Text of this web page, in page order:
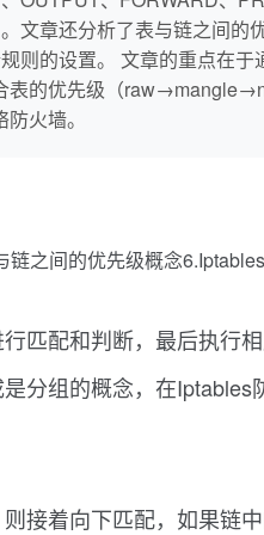
文章还分析了表与链之间的
则的设置。 文章的重点在于
表的优先级（
火墙。
之间的优先级概念
匹配和判断，最后执行
分组的概念，在Iptables
接着向下匹配，如果链